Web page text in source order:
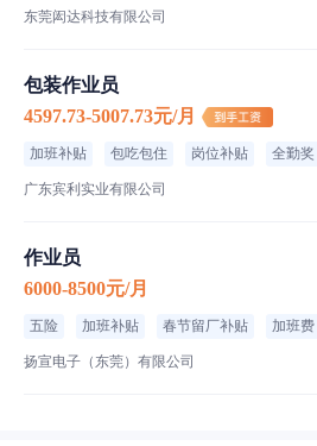
东莞闳达科技有限公司
包装作业员
4597.73-5007.73元/月
加班补贴 包吃包住 岗位补贴 全勤奖
广东宾利实业有限公司
作业员
6000-8500元/月
五险 加班补贴 春节留厂补贴 加班费
扬宣电子（东莞）有限公司